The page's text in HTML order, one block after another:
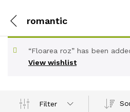
romantic
View wishlist
“Floarea roz” has been
Filter